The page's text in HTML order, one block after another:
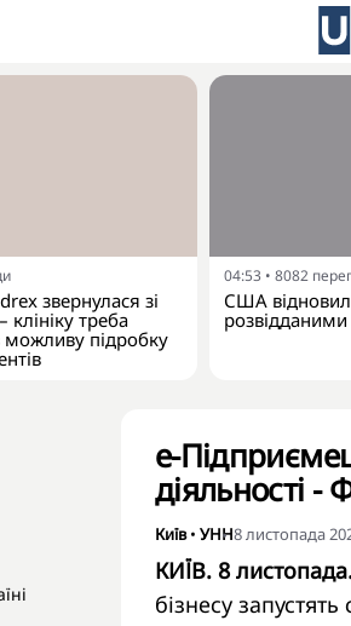
звернулася зі
треба
можливу підробку
04:53 • 8082
США
е-
діяльності -
Київ• УНН8 листопада
КИЇВ. 8
бізнесу